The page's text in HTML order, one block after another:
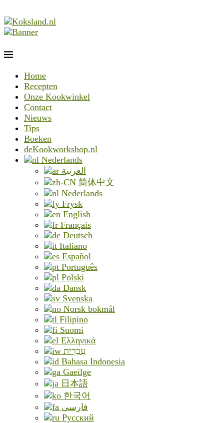
Home
Recepten
Onze Kookwinkel
Contact
Nieuws
Tips
Boeken
deKookworkshop.nl
Nederlands
العربية
简体中文
Nederlands
Frysk
English
Français
Deutsch
Italiano
Español
Português
Polski
Dansk
Svenska
Norsk bokmål
Filipino
Suomi
Ελληνικά
עִבְרִית
Bahasa Indonesia
Gaeilge
日本語
한국어
فارسی
Русский